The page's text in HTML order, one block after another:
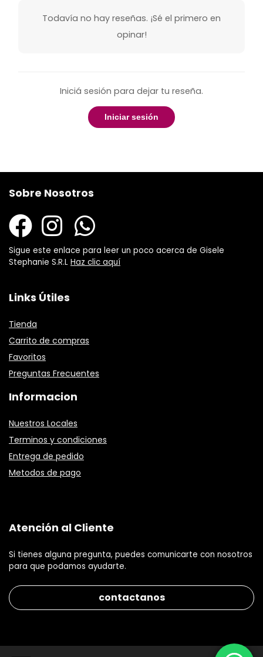
Todavía no hay reseñas. ¡Sé el primero en
opinar!
Iniciá sesión para dejar tu reseña.
Iniciar sesión
Sobre Nosotros
Sigue este enlace para leer un poco acerca de Gisele
Stephanie S.R.L Haz clic aquí
Links Útiles
Tienda
Carrito de compras
Favoritos
Preguntas Frecuentes
Informacion
Nuestros Locales
Terminos y condiciones
Entrega de pedido
Metodos de pago
Atención al Cliente
Si tienes alguna pregunta, puedes comunicarte con nosotros
para que podamos ayudarte.
contactanos